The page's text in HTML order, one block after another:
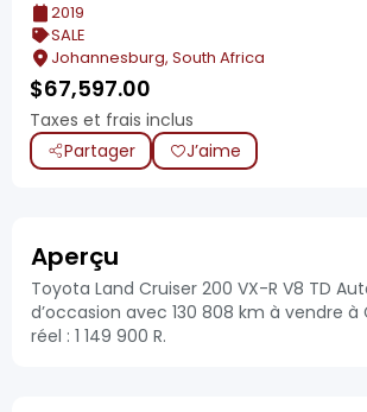
2019
SALE
Johannesburg, South Africa
$67,597.00
Taxes et frais inclus
Partager
J’aime
Aperçu
Toyota Land Cruiser 200 VX-R V8 TD
d’occasion avec 130 808 km à vendre à
réel : 1 149 900 R.